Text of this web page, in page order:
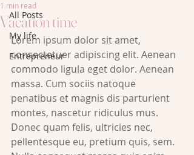
All Posts
My life
Entrepreneur
Vacation time
1 min read
Lorem ipsum dolor sit amet,
consectetuer adipiscing elit. Aenean
commodo ligula eget dolor. Aenean
massa. Cum sociis natoque
penatibus et magnis dis parturient
montes, nascetur ridiculus mus.
Donec quam felis, ultricies nec,
pellentesque eu, pretium quis, sem.